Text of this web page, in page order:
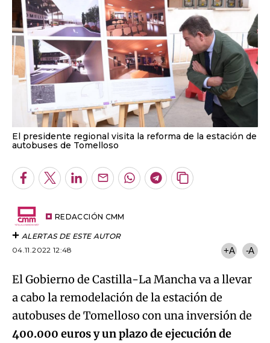
El presidente regional visita la reforma de la estación de
autobuses de Tomelloso
Facebook
TwitterLinkedInEnviarWhatsapp
Telegram
Copiar
REDACCIÓN CMM
ALERTAS DE ESTE AUTOR
04.11.2022 12:48
+A -A
El Gobierno de Castilla-La Mancha va a llevar
a cabo la remodelación de la estación de
autobuses de Tomelloso con una inversión de
400.000 euros y un plazo de ejecución de